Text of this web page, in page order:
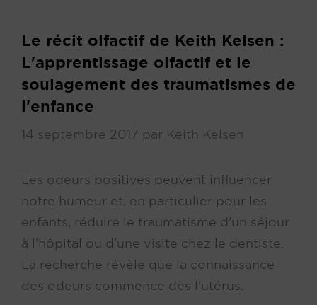
Le récit olfactif de Keith Kelsen :
L'apprentissage olfactif et le
soulagement des traumatismes de
l'enfance
14 septembre 2017 par Keith Kelsen
Les odeurs positives peuvent influencer
notre humeur et, en particulier pour les
enfants, réduire le traumatisme d'un séjour
à l'hôpital ou d'une visite chez le dentiste.
La recherche révèle que la connaissance
des odeurs commence dès l'utérus.